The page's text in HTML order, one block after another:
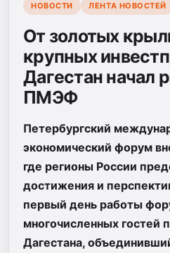
НОВОСТИ ЛЕНТА НОВОСТЕЙ
От золотых
крупных
Дагестан начал
ПМЭФ
Петербургский
экономический форум
где регионы России
достижения и
первый день работы
многочисленных гостей
Дагестана,